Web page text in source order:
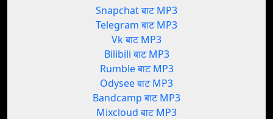
Snapchat बाट MP3
Telegram बाट MP3
Vk बाट MP3
Bilibili बाट MP3
Rumble बाट MP3
Odysee बाट MP3
Bandcamp बाट MP3
Mixcloud बाट MP3